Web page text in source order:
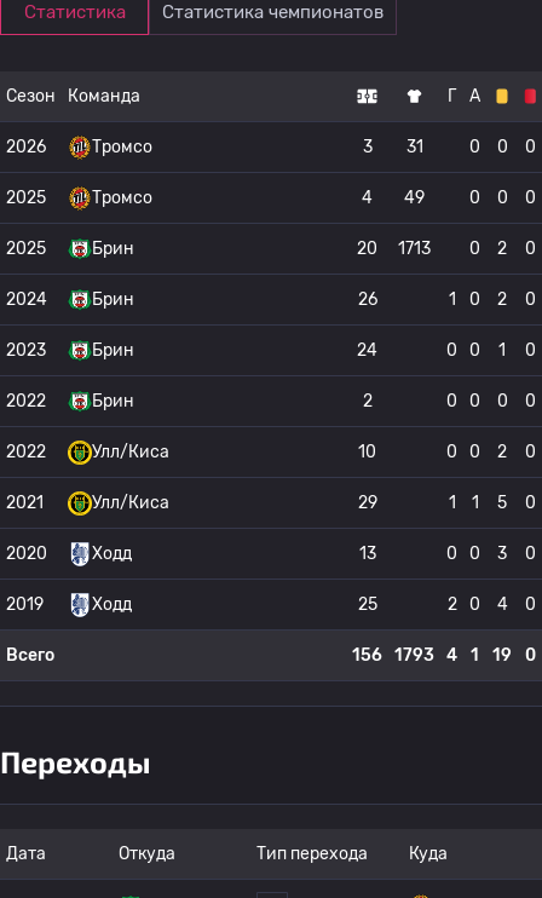
Статистика Статистика чемпионатов
Сезон Команда Г А
2026 Тромсо 3 31 0 0 0
2025 Тромсо 4 49 0 0 0
2025 Брин 20 1713 0 2 0
2024 Брин 26 1 0 2 0
2023 Брин 24 0 0 1 0
2022 Брин 2 0 0 0 0
2022 Улл/Киса 10 0 0 2 0
2021 Улл/Киса 29 1 1 5 0
2020 Ходд 13 0 0 3 0
2019 Ходд 25 2 0 4 0
Всего 156 1793 4 1 19 0
Переходы
Дата Откуда Тип перехода Куда